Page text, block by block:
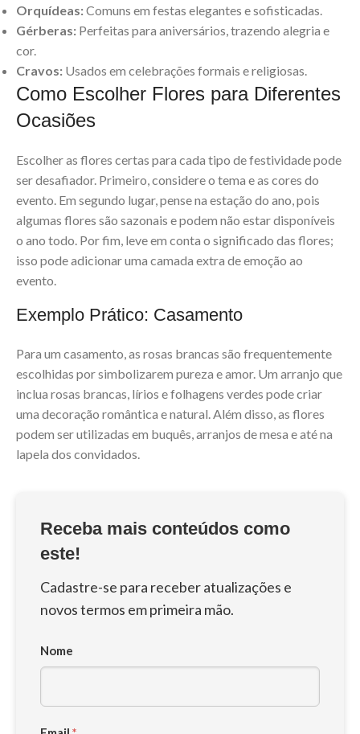
Orquídeas:Comuns em festas elegantes e sofisticadas.
Gérberas: Perfeitas para aniversários, trazendo alegria e
cor.
Cravos: Usados em celebrações formais e religiosas.
Como Escolher Flores para Diferentes
Ocasiões
Escolher as flores certas para cada tipo de festividade pode
ser desafiador. Primeiro, considere o tema e as cores do
evento. Em segundo lugar, pense na estação do ano, pois
algumas flores são sazonais e podem não estar disponíveis
o ano todo. Por fim, leve em conta o significado das flores;
isso pode adicionar uma camada extra de emoção ao
evento.
Exemplo Prático: Casamento
Para um casamento, as rosas brancas são frequentemente
escolhidas por simbolizarem pureza e amor. Um arranjo que
inclua rosas brancas, lírios e folhagens verdes pode criar
uma decoração romântica e natural. Além disso, as flores
podem ser utilizadas em buquês, arranjos de mesa e até na
lapela dos convidados.
Receba mais conteúdos como
este!
Cadastre-se para receber atualizações e
novos termos em primeira mão.
Nome